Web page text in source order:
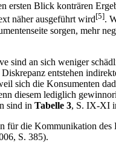
ersten Blick konträren
näher ausgeführt wird[5].
sorgen, mehr
an sich weniger
entstehen
sich die Konsumenten
diesem lediglich
sind in Tabelle 3, S. IX-XI
die Kommunikation
S. 385).